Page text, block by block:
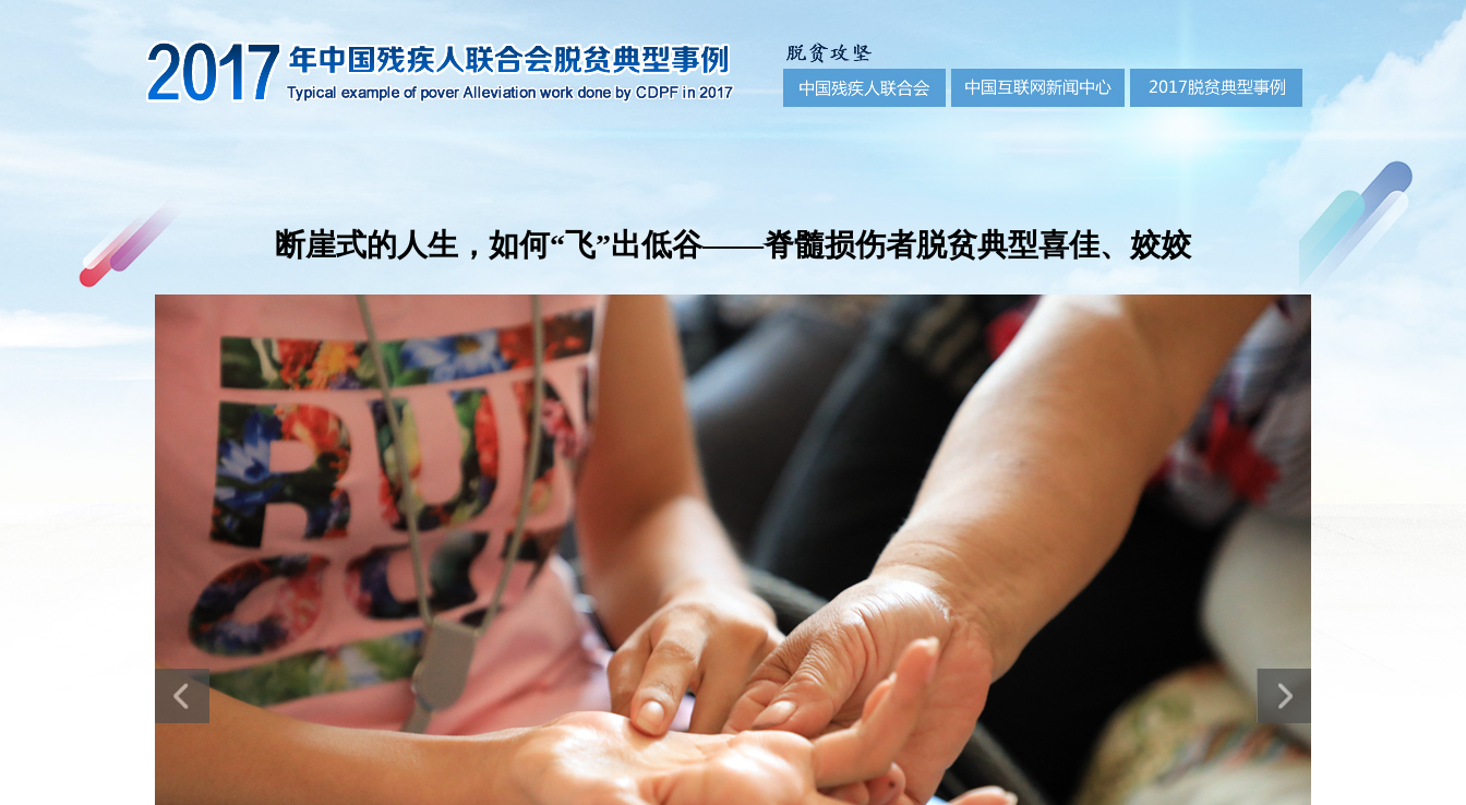
断崖式的人生，如何“飞”出低谷——脊髓损伤者脱贫典型喜佳、姣姣